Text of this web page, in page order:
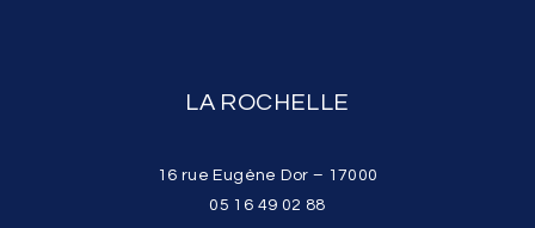
LA ROCHELLE
16 rue Eugène Dor – 17000
05 16 49 02 88